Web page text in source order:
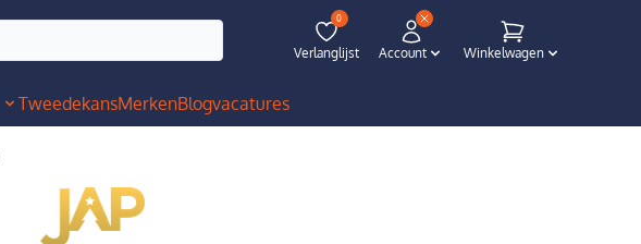
0
Verlanglijst Account Winkelwagen
TweedekansMerkenBlogvacatures